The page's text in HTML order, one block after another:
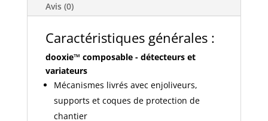
neutre
finition
600064
Avis (0)
Caractéristiques générales :
dooxie™ composable - détecteurs et
variateurs
Mécanismes livrés avec enjoliveurs,
supports et coques de protection de
chantier